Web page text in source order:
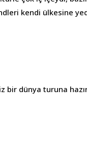
kendi ülkesine
bir dünya turuna hazır